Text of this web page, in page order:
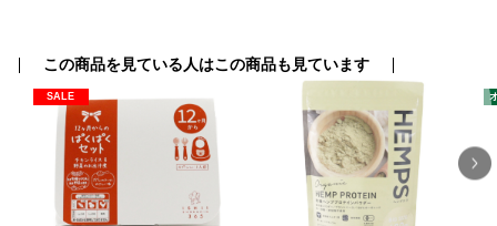
この商品を見ている人はこの商品も見ています
SALE